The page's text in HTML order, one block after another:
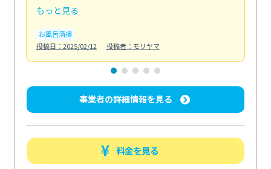
もっと見る
お風呂清掃
投稿日：2025/02/12
投稿者：モリヤマ
事業者の詳細情報を見る
料金を見る